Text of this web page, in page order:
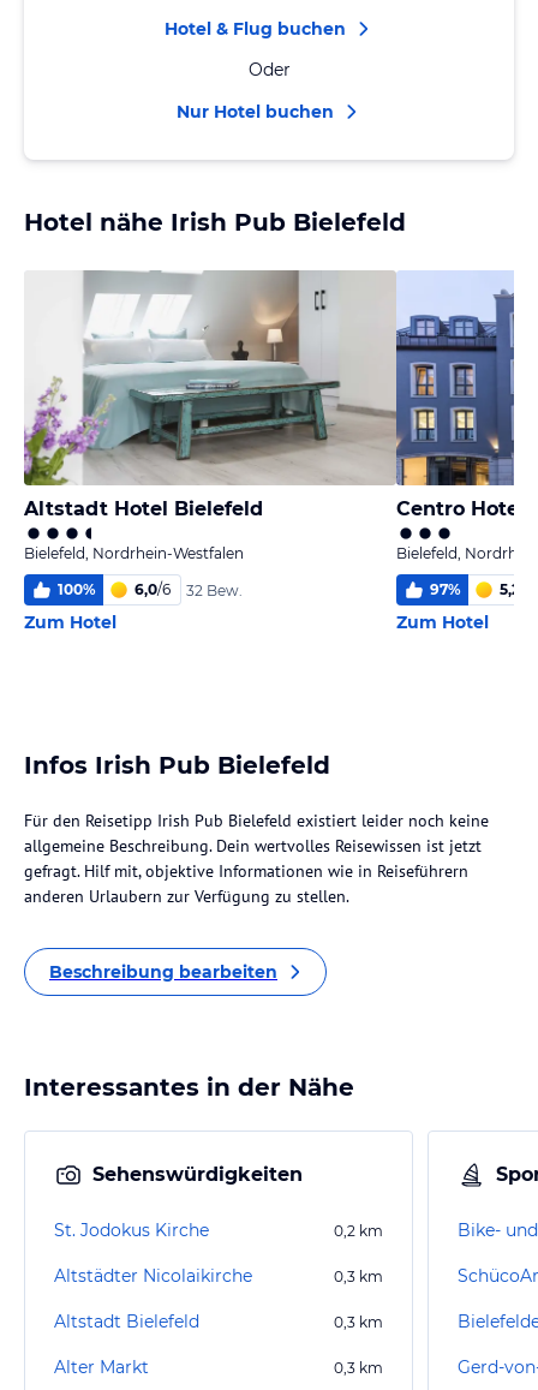
Hotel & Flug buchen
Oder
Nur Hotel buchen
Hotel nähe Irish Pub Bielefeld
Altstadt Hotel Bielefeld
Bielefeld, Nordrhein-Westfalen
100% 6,0/6 32 Bew.
Zum Hotel
Bielefeld,
97% 5,2
Zum Hotel
Infos Irish Pub Bielefeld
Für den Reisetipp Irish Pub Bielefeld existiert leider noch keine
allgemeine Beschreibung. Dein wertvolles Reisewissen ist jetzt
gefragt. Hilf mit, objektive Informationen wie in Reiseführern
anderen Urlaubern zur Verfügung zu stellen.
Beschreibung bearbeiten
Interessantes in der Nähe
Sehenswürdigkeiten
St. Jodokus Kirche 0,2 km
Altstädter Nicolaikirche 0,3 km
Altstadt Bielefeld 0,3 km
Alter Markt 0,3 km
Bike-